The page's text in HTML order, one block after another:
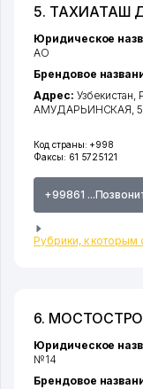
5. ТАХИАТАШ
Код страны: +998
Факсы: 61 5725121
+99861
Рубрики, к которым
Юридическое
АО
Брендовое
Адрес: Узбекистан,
АМУДАРЬИНСКАЯ , 5
6.
Юридическое
№14
Брендовое